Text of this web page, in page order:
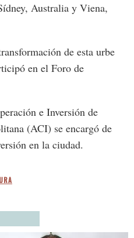
Australia y Viena,
de esta urbe
en el Foro de
e Inversión de
(ACI) se encargó de
en la ciudad.